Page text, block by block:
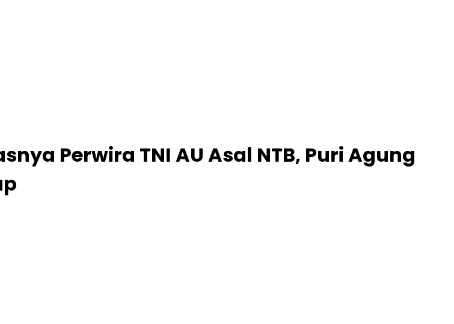
Perwira TNI AU Asal NTB, Puri Agung